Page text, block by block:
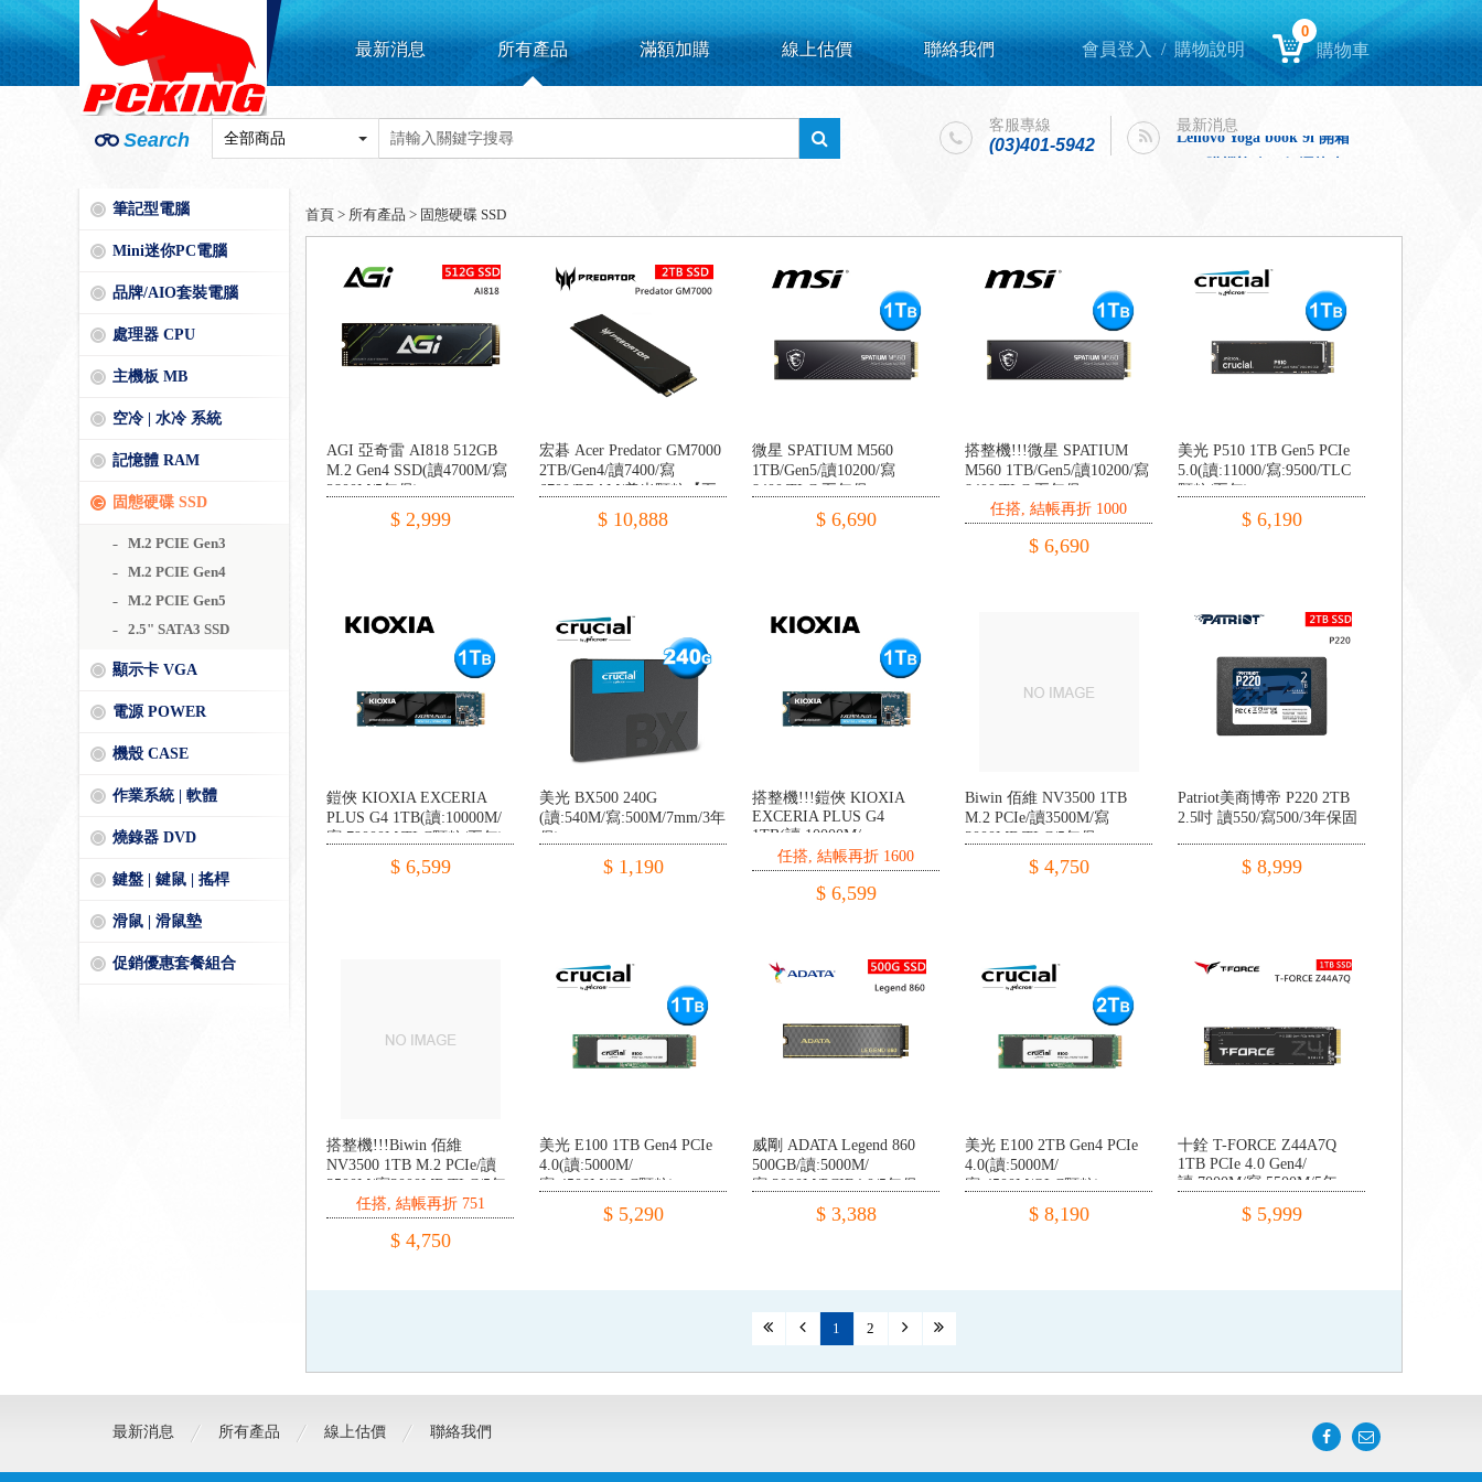
最新消息 所有產品 滿額加購 線上估價 聯絡我們 會員登入 /購物說明
0
購物車
Search
客服專線
(03)401-5942
最新消息
Lenovo Yoga book 9i 開箱
Lenovo Yoga book 9i 開箱
intel購機迎春，好運龍來！
筆記型電腦
Mini迷你PC電腦
品牌/AIO套裝電腦
處理器 CPU
主機板 MB
空冷 | 水冷 系統
記憶體 RAM
固態硬碟 SSD
M.2 PCIE Gen3
M.2 PCIE Gen4
M.2 PCIE Gen5
2.5" SATA3 SSD
顯示卡 VGA
電源 POWER
機殼 CASE
作業系統 | 軟體
燒錄器 DVD
鍵盤 | 鍵鼠 | 搖桿
滑鼠 | 滑鼠墊
促銷優惠套餐組合
首頁 > 所有產品 > 固態硬碟 SSD
AGI 亞奇雷 AI818 512GB
M.2 Gen4 SSD(讀4700M/寫
2800M/5年保)
$ 2,999
宏碁 Acer Predator GM7000
2TB/Gen4/讀7400/寫
6700/DRAM/美光顆粒【五
$ 10,888
微星 SPATIUM M560
1TB/Gen5/讀10200/寫
8400/TLC 五年保
$ 6,690
搭整機!!!微星 SPATIUM
M560 1TB/Gen5/讀10200/寫
8400/TLC 五年保
任搭, 結帳再折 1000
$ 6,690
美光 P510 1TB Gen5 PCIe
5.0(讀:11000/寫:9500/TLC
顆粒/五年)
$ 6,190
鎧俠 KIOXIA EXCERIA
PLUS G4 1TB(讀:10000M/
寫:79000M/TLC顆粒/五年)
$ 6,599
美光 BX500 240G
(讀:540M/寫:500M/7mm/3年
保)
$ 1,190
搭整機!!!鎧俠 KIOXIA
EXCERIA PLUS G4
1TB(讀:10000M/
寫:79000M/TLC顆粒/五年)
任搭, 結帳再折 1600
$ 6,599
Biwin 佰維 NV3500 1TB
M.2 PCIe/讀3500M/寫
3000MB/TLC/5年保
$ 4,750
Patriot美商博帝 P220 2TB
2.5吋 讀550/寫500/3年保固
$ 8,999
搭整機!!!Biwin 佰維
NV3500 1TB M.2 PCIe/讀
3500M/寫3000MB/TLC/5年
任搭, 結帳再折 751
$ 4,750
美光 E100 1TB Gen4 PCIe
4.0(讀:5000M/
寫:4500M/QLC顆粒)
$ 5,290
威剛 ADATA Legend 860
500GB/讀:5000M/
寫:3000M/PCIE4.0/5年保
$ 3,388
美光 E100 2TB Gen4 PCIe
4.0(讀:5000M/
寫:4500M/QLC顆粒)
$ 8,190
十銓 T-FORCE Z44A7Q
1TB PCIe 4.0 Gen4/
讀:7000M/寫:5500M/5年
$ 5,999
1 2
最新消息 所有產品 線上估價 聯絡我們